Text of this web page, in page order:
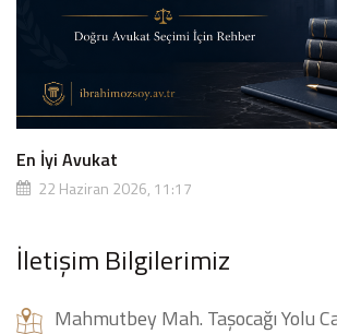
En İyi Avukat
22 Haziran 2026, 11:17
İletişim Bilgilerimiz
Mahmutbey Mah. Taşocağı Yolu